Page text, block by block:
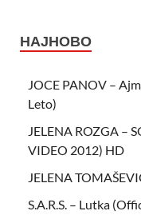
НАЈНОВО
JOCE PANOV –
Leto)
JELENA ROZGA –
VIDEO 2012) HD
JELENA
S.A.R.S. – Lutka